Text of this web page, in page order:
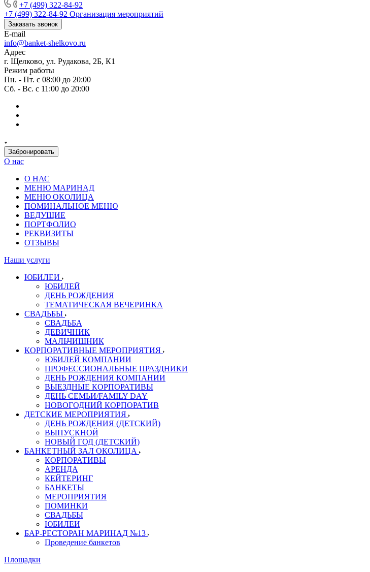
+7 (499) 322-84-92
+7 (499) 322-84-92 Организация мероприятий
Заказать звонок
E-mail
info@banket-shelkovo.ru
Адрес
г. Щелково, ул. Рудакова, 2Б, К1
Режим работы
Пн. - Пт. с 08:00 до 20:00
Сб. - Вс. с 11:00 до 20:00
Забронировать
О нас
О НАС
МЕНЮ МАРИНАД
МЕНЮ ОКОЛИЦА
ПОМИНАЛЬНОЕ МЕНЮ
ВЕДУЩИЕ
ПОРТФОЛИО
РЕКВИЗИТЫ
ОТЗЫВЫ
Наши услуги
ЮБИЛЕИ
ЮБИЛЕЙ
ДЕНЬ РОЖДЕНИЯ
ТЕМАТИЧЕСКАЯ ВЕЧЕРИНКА
СВАДЬБЫ
СВАДЬБА
ДЕВИЧНИК
МАЛЬЧИШНИК
КОРПОРАТИВНЫЕ МЕРОПРИЯТИЯ
ЮБИЛЕЙ КОМПАНИИ
ПРОФЕССИОНАЛЬНЫЕ ПРАЗДНИКИ
ДЕНЬ РОЖДЕНИЯ КОМПАНИИ
ВЫЕЗДНЫЕ КОРПОРАТИВЫ
ДЕНЬ СЕМЬИ/FAMILY DAY
НОВОГОДНИЙ КОРПОРАТИВ
ДЕТСКИЕ МЕРОПРИЯТИЯ
ДЕНЬ РОЖДЕНИЯ (ДЕТСКИЙ)
ВЫПУСКНОЙ
НОВЫЙ ГОД (ДЕТСКИЙ)
БАНКЕТНЫЙ ЗАЛ ОКОЛИЦА
КОРПОРАТИВЫ
АРЕНДА
КЕЙТЕРИНГ
БАНКЕТЫ
МЕРОПРИЯТИЯ
ПОМИНКИ
СВАДЬБЫ
ЮБИЛЕИ
БАР-РЕСТОРАН МАРИНАД №13
Проведение банкетов
Площадки